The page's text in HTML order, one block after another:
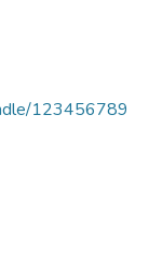
123456789